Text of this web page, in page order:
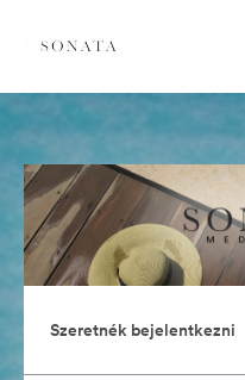
Szeretnék bejelentkezni